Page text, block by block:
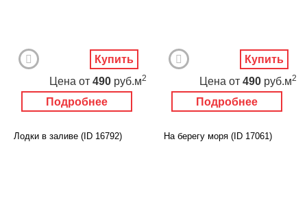
Подробнее
Цена от 490 руб.м2
Купить
Подробнее
Цена от 490 руб.м2
Купить
Лодки в заливе (ID 16792) На берегу моря (ID 17061)